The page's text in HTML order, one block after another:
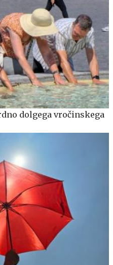
dolgega vročinskega